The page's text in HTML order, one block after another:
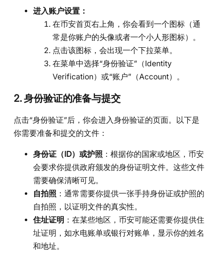
进入账户设置：
在币安首页右上角，你会看到一个图标（通
常是你账户的头像或者一个小人形图标）。
点击该图标，会出现一个下拉菜单。
在菜单中选择“身份验证”（Identity
Verification）或“账户”（Account）。
2.身份验证的准备与提交
点击“身份验证”后，你会进入身份验证的页面。以下是
你需要准备和提交的文件：
身份证（ID）或护照 ：根据你的国家或地区，币安
会要求你提供政府颁发的身份证明文件。这些文件
需要确保清晰可见。
自拍照 ：通常需要你提供一张手持身份证或护照的
自拍照，以证明文件的真实性。
住址证明 ：在某些地区，币安可能还需要你提供住
址证明，如水电账单或银行对账单，显示你的姓名
和地址。